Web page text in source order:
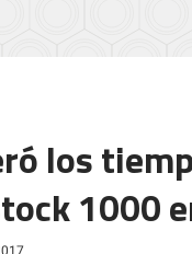
los
1000